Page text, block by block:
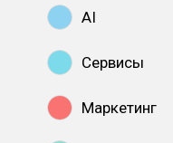
AI
Сервисы
Маркетинг